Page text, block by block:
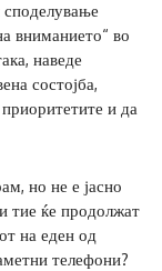
споделување
вниманието“ во
наведе
состојба,
и да
но не е јасно
тие ќе продолжат
на еден од
телефони?